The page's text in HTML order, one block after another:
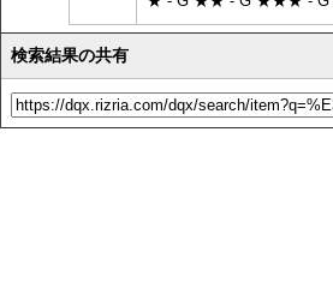
検索結果の共有